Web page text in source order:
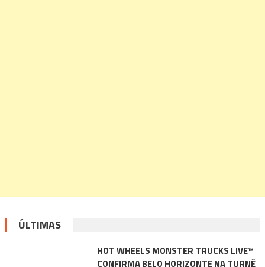
ÚLTIMAS
HOT WHEELS MONSTER TRUCKS LIVE™
CONFIRMA BELO HORIZONTE NA TURNÊ